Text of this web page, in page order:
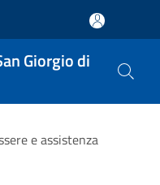
Giorgio di
e assistenza